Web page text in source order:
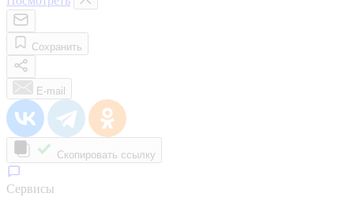
Сохранить
E-mail
Скопировать ссылку
Сервисы